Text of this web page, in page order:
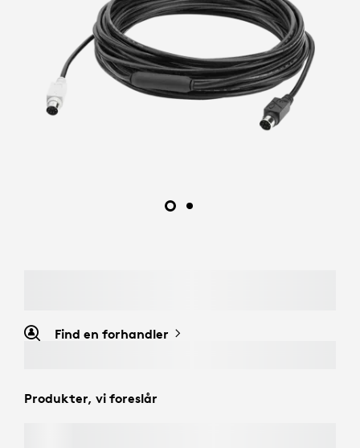
Find en forhandler
Produkter, vi foreslår